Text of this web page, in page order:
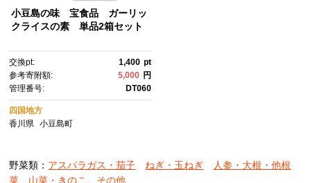
小豆島の味 宝食品 ガーリッ
クライスの素 単品2箱セット
交換pt: 1,400 pt
参考寄附額:
5,000 円
管理番号:
DT060
四国地方
香川県
小豆島町
野菜類： アスパラガス・茄子 ねぎ・玉ねぎ
人参・大根・他根
菜
山菜・きのこ その他